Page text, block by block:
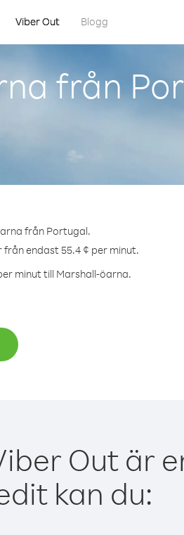
Viber Out Blogg
från
från Portugal.
endast 55.4 ¢ per minut.
minut till Marshall-öarna.
Out är
kan du: